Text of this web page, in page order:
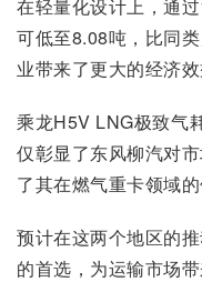
在轻量化设计上，通
可低至8.08吨，比同
业带来了更大的经济
乘龙H5V LNG极致气
仅彰显了东风柳汽对
了其在燃气重卡领域
预计在这两个地区的
的首选，为运输市场